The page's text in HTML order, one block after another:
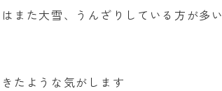
また大雪、うんざりしている方が多い
たような気がします